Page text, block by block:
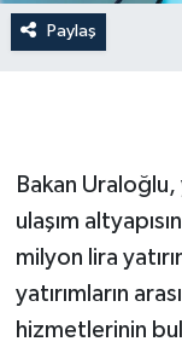
Paylaş
Bakan Uraloğlu,
ulaşım
milyon lira
yatırımların
hizmetlerinin
YEREL
ÜÇÜNCÜ
BİLİMNET
Yemek